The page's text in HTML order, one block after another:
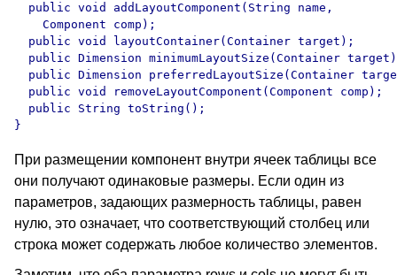
  public void addLayoutComponent(String name,
    Component comp);
  public void layoutContainer(Container target);
public Dimension minimumLayoutSize(Container
public Dimension preferredLayoutSize(Container
  public void removeLayoutComponent(Component comp);
  public String toString();
При размещении компонент внутри ячеек таблицы все
они получают одинаковые размеры. Если один из
параметров, задающих размерность таблицы, равен
нулю, это означает, что соответствующий столбец или
строка может содержать любое количество элементов.